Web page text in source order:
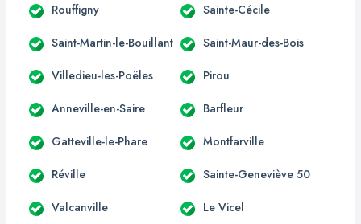
Rouffigny Sainte-Cécile
Saint-Martin-le-Bouillant Saint-Maur-des-Bois
Villedieu-les-Poëles Pirou
Anneville-en-Saire Barfleur
Gatteville-le-Phare Montfarville
Réville Sainte-Geneviève 50
Valcanville Le Vicel